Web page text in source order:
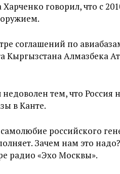
говорил, что с
соглашений по
Кыргызстана Алмазбека
тем, что Россия
в Канте.
российского
Зачем нам это
радио «Эхо Москвы».